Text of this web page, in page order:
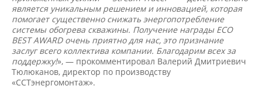
является уникальным решением и инновацией, которая
помогает существенно снижать энергопотребление
системы обогрева скважины. Получение награды ECO
BEST AWARD очень приятно для нас, это признание
заслуг всего коллектива компании. Благодарим всех за
поддержку!», — прокомментировал Валерий Дмитриевич
Тюлюканов, директор по производству
«ССТэнергомонтаж».